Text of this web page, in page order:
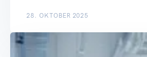
28. OKTOBER 2025